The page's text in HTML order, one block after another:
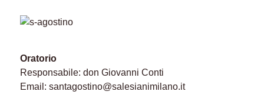
Oratorio
Responsabile: don Giovanni Conti
Email: santagostino@salesianimilano.it